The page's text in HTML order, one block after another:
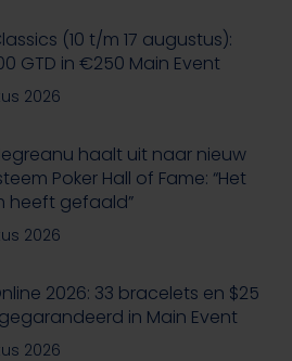
(10 t/m 17 augustus):
GTD in €250 Main Event
2026
haalt uit naar nieuw
Poker Hall of Fame: “Het
heeft gefaald”
2026
2026: 33 bracelets en $25
in Main Event
2026